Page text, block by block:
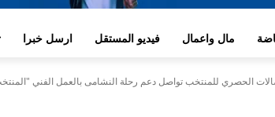
مال واعمال فيديو المستقل ارسل خبرا
الحصري للمنتخب تواصل دعم رحلة النشامى بالعمل الفني